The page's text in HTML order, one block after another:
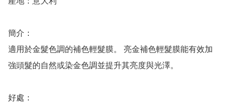
簡介：
適用於金髮色調的補色輕髮膜。 亮金補色輕髮膜能有效加
強頭髮的自然或染金色調並提升其亮度與光澤。
好處：